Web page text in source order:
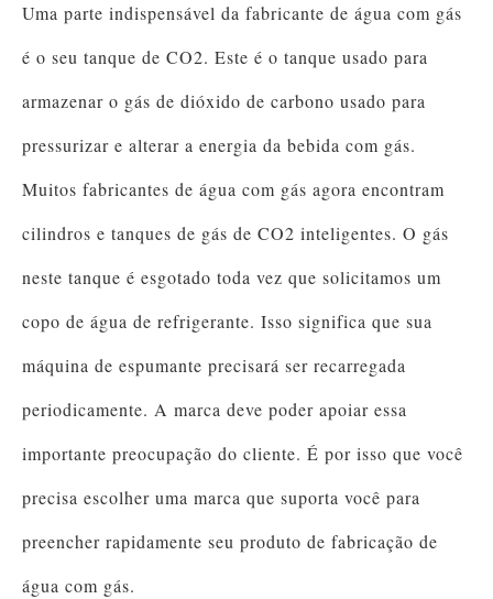
Uma parte indispensável da fabricante de água com gás
é o seu tanque de CO2. Este é o tanque usado para
armazenar o gás de dióxido de carbono usado para
pressurizar e alterar a energia da bebida com gás.
Muitos fabricantes de água com gás agora encontram
cilindros e tanques de gás de CO2 inteligentes. O gás
neste tanque é esgotado toda vez que solicitamos um
copo de água de refrigerante. Isso significa que sua
máquina de espumante precisará ser recarregada
periodicamente. A marca deve poder apoiar essa
importante preocupação do cliente. É por isso que você
precisa escolher uma marca que suporta você para
preencher rapidamente seu produto de fabricação de
água com gás.